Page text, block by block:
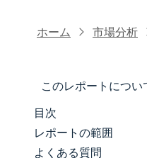
ホーム 市場分析
このレポートについ
マーケットスナッ
市場概要
目次
レポートの範囲
よくある質問